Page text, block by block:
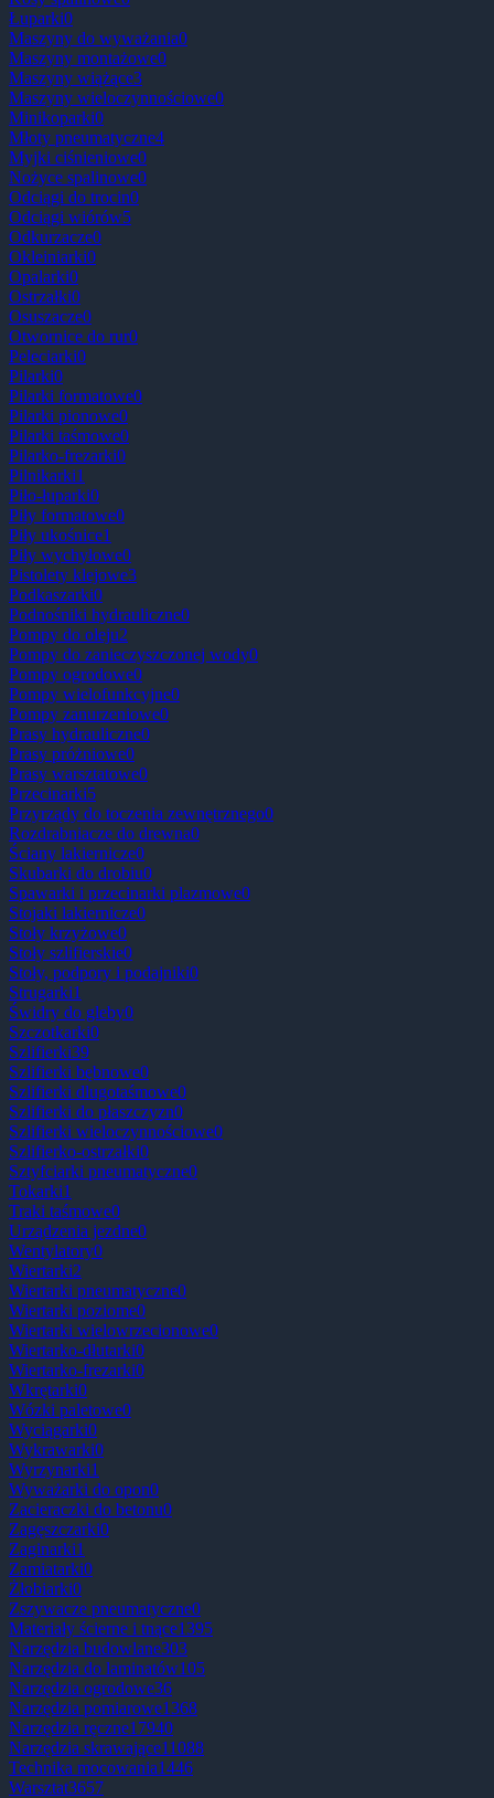
Łuparki0
Maszyny do wyważania0
Maszyny montażowe0
Maszyny wiążące3
Maszyny wieloczynnościowe0
Minikoparki0
Młoty pneumatyczne4
Myjki ciśnieniowe0
Nożyce spalinowe0
Odciągi do trocin0
Odciągi wiórów5
Odkurzacze0
Okleiniarki0
Opalarki0
Ostrzałki0
Osuszacze0
Otwornice do rur0
Peleciarki0
Pilarki0
Pilarki formatowe0
Pilarki pionowe0
Pilarki taśmowe0
Pilarko-frezarki0
Pilnikarki1
Piło-łuparki0
Piły formatowe0
Piły ukośnice1
Piły wychyłowe0
Pistolety klejowe3
Podkaszarki0
Podnośniki hydrauliczne0
Pompy do oleju2
Pompy do zanieczyszczonej wody0
Pompy ogrodowe0
Pompy wielofunkcyjne0
Pompy zanurzeniowe0
Prasy hydrauliczne0
Prasy próżniowe0
Prasy warsztatowe0
Przecinarki5
Przyrządy do toczenia zewnętrznego0
Rozdrabniacze do drewna0
Ściany lakiernicze0
Skubarki do drobiu0
Spawarki i przecinarki plazmowe0
Stojaki lakiernicze0
Stoły krzyżowe0
Stoły szlifierskie0
Stoły, podpory i podajniki0
Strugarki1
Świdry do gleby0
Szczotkarki0
Szlifierki39
Szlifierki bębnowe0
Szlifierki dlugotaśmowe0
Szlifierki do płaszczyzn0
Szlifierki wieloczynnościowe0
Szlifierko-ostrzałki0
Sztyfciarki pneumatyczne0
Tokarki1
Traki taśmowe0
Urządzenia jezdne0
Wentylatory0
Wiertarki2
Wiertarki pneumatyczne0
Wiertarki poziome0
Wiertarki wielowrzecionowe0
Wiertarko-dłutarki0
Wiertarko-frezarki0
Wkrętarki0
Wózki paletowe0
Wyciągarki0
Wykrawarki0
Wyrzynarki1
Wyważarki do opon0
Zacieraczki do betonu0
Zagęszczarki0
Zaginarki1
Zamiatarki0
Żłobiarki0
Zszywacze pneumatyczne0
Materiały ścierne i tnące1395
Narzędzia budowlane303
Narzędzia do laminatów105
Narzędzia ogrodowe36
Narzędzia pomiarowe1368
Narzędzia ręczne17940
Narzędzia skrawające11088
Technika mocowania1446
Warsztat3657